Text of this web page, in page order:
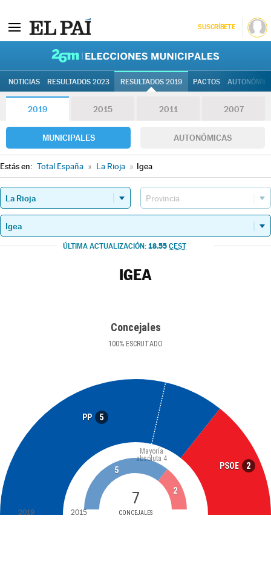
SUSCRÍBETE
NOTICIAS RESULTADOS 2023 RESULTADOS 2019 PACTOS
2019 2015 2011 2007
MUNICIPALES AUTONÓMICAS
Estás en: Total España » La Rioja » Igea
ÚLTIMA ACTUALIZACIÓN: 18.55 CEST
IGEA
Concejales
100% ESCRUTADO
PP 5
PSOE 2
7
CONCEJALES
Mayoría
absoluta 4
5
2
2019 2015